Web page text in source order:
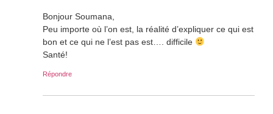
Bonjour Soumana,
Peu importe où l’on est, la réalité d’expliquer ce qui est
bon et ce qui ne l’est pas est…. difficile
Santé!
Répondre